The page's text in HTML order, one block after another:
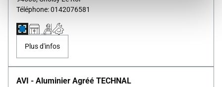
Téléphone: 0142076581
Plus d'infos
AVI - Aluminier Agréé TECHNAL